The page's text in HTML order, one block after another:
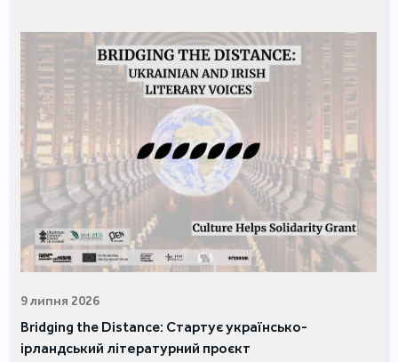
9 липня 2026
Bridging the Distance: Стартує українсько-
ірландський літературний проєкт